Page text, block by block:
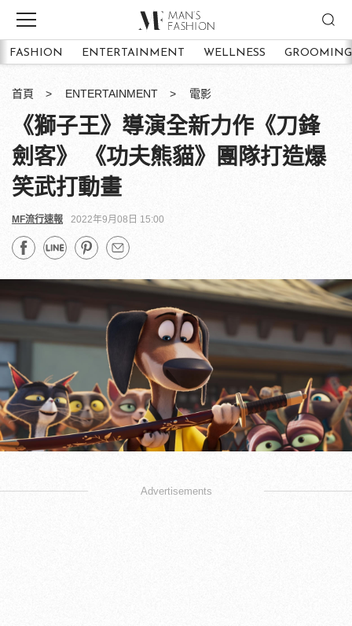
FASHION ENTERTAINMENT WELLNESS GROOMING
首頁 ENTERTAINMENT 電影
《獅子王》導演全新力作《刀鋒
劍客》 《功夫熊貓》團隊打造爆
笑武打動畫
MF流行速報 2022年9月08日 15:00
Advertisements